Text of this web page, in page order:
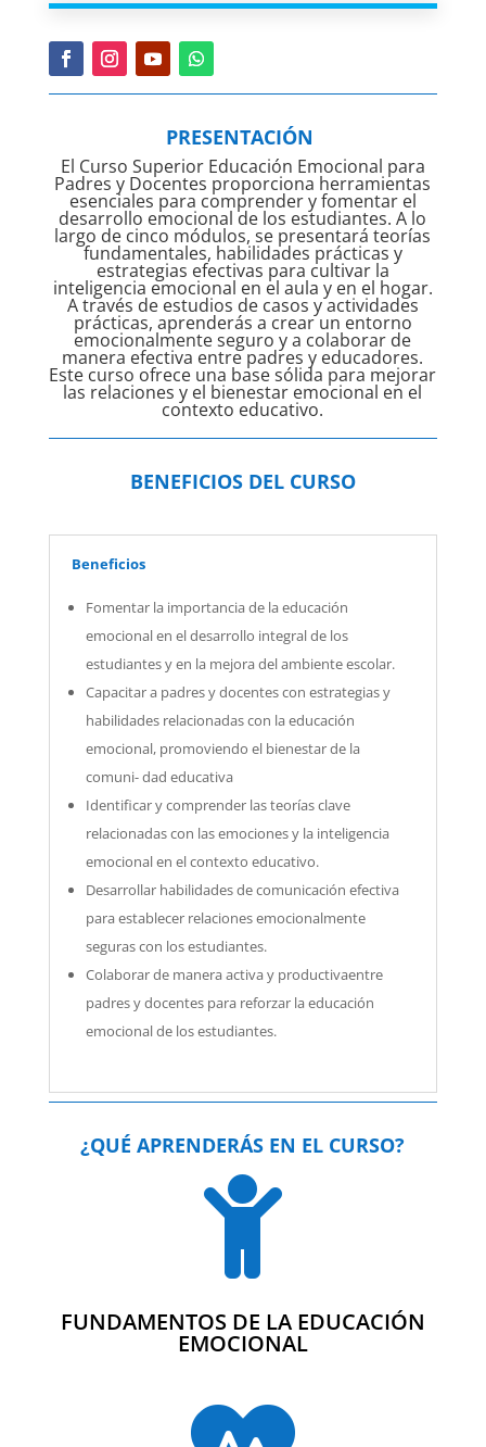
PRESENTACIÓN
El Curso Superior Educación Emocional para
Padres y Docentes proporciona herramientas
esenciales para comprender y fomentar el
desarrollo emocional de los estudiantes. A lo
largo de cinco módulos, se presentará teorías
fundamentales, habilidades prácticas y
estrategias efectivas para cultivar la
inteligencia emocional en el aula y en el hogar.
A través de estudios de casos y actividades
prácticas, aprenderás a crear un entorno
emocionalmente seguro y a colaborar de
manera efectiva entre padres y educadores.
Este curso ofrece una base sólida para mejorar
las relaciones y el bienestar emocional en el
contexto educativo.
BENEFICIOS DEL CURSO
Beneficios
Fomentar la importancia de la educación
emocional en el desarrollo integral de los
estudiantes y en la mejora del ambiente escolar.
Capacitar a padres y docentes con estrategias y
habilidades relacionadas con la educación
emocional, promoviendo el bienestar de la
comuni- dad educativa
Identificar y comprender las teorías clave
relacionadas con las emociones y la inteligencia
emocional en el contexto educativo.
Desarrollar habilidades de comunicación efectiva
para establecer relaciones emocionalmente
seguras con los estudiantes.
Colaborar de manera activa y productivaentre
padres y docentes para reforzar la educación
emocional de los estudiantes.
¿QUÉ APRENDERÁS EN EL CURSO?

FUNDAMENTOS DE LA EDUCACIÓN
EMOCIONAL